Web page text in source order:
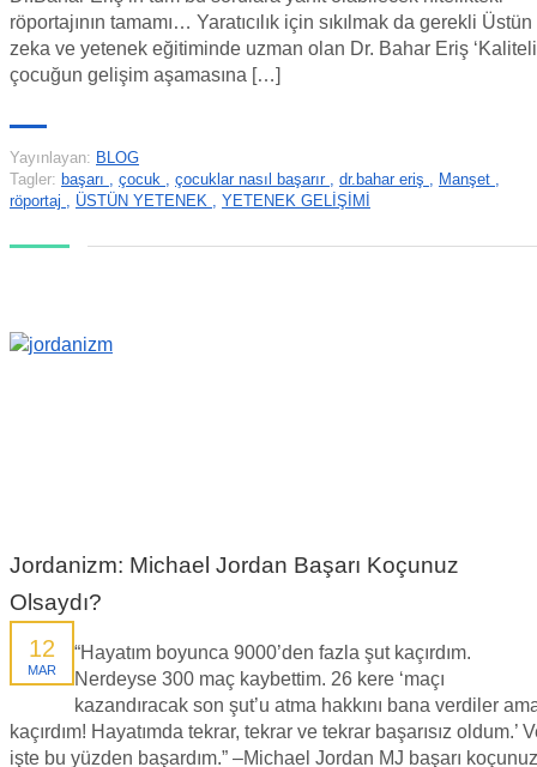
röportajının tamamı… Yaratıcılık için sıkılmak da gerekli Üstün
zeka ve yetenek eğitiminde uzman olan Dr. Bahar Eriş
çocuğun gelişim aşamasına […]
Yayınlayan: BLOG
Tagler: başarı , çocuk , çocuklar nasıl başarır , dr.bahar eriş , Manşet ,
röportaj , ÜSTÜN YETENEK , YETENEK GELİŞİMİ
Jordanizm: Michael Jordan Başarı Koçunuz
Olsaydı?
12
MAR
“Hayatım boyunca 9000’den fazla şut kaçırdım.
Nerdeyse 300 maç kaybettim. 26 kere ‘maçı
kazandıracak son şut’u atma hakkını bana verdiler
kaçırdım! Hayatımda tekrar, tekrar ve tekrar başarısız oldum.’
işte bu yüzden başardım.” –Michael Jordan MJ başarı koçunuz